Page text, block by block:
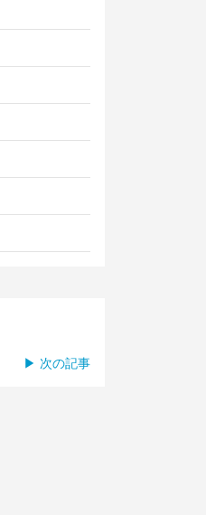
▶ 次の記事